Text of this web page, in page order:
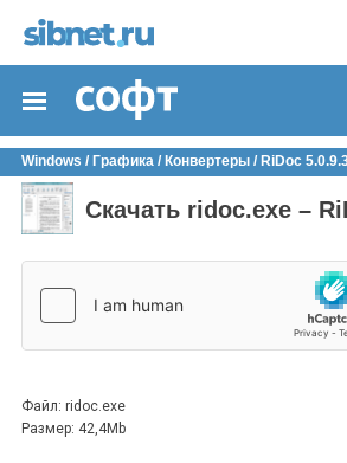
Windows / Графика / Конвертеры / RiDoc
Скачать ridoc.exe –
Файл: ridoc.exe
Размер: 42,4Mb